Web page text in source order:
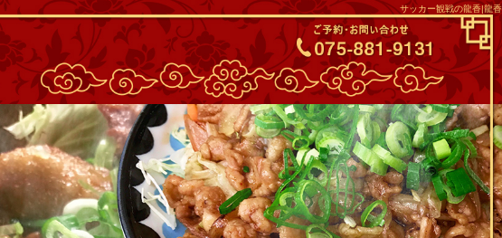
サッカー観戦の龍香|龍香